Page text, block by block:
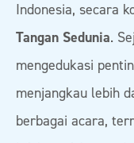
Indonesia, secara
Tangan Sedunia.
mengedukasi
menjangkau lebih
berbagai acara,